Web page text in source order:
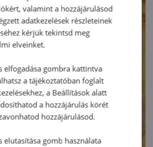
valamint a hozzájárulásod
adatkezelések részleteinek
kérjük tekintsd meg
elveinket.
elfogadása gombra kattintva
a tájékoztatóban foglalt
a Beállítások alatt
a hozzájárulás körét
hozzájárulásod.
elutasítása gomb használata